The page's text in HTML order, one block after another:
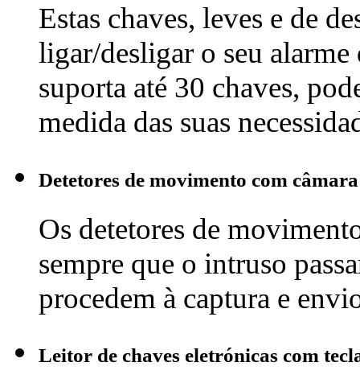
Estas chaves, leves e de
ligar/desligar o seu alarme
suporta até 30 chaves,
medida das suas
Detetores de movimento com
Os detetores de
sempre que o intruso
procedem à captura e
Leitor de chaves eletrónicas com